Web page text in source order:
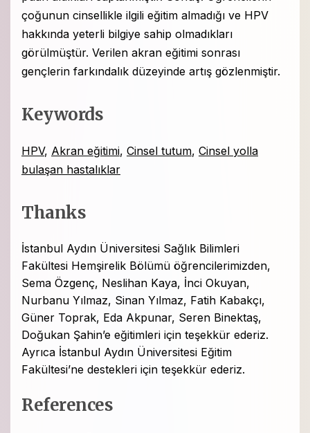
çoğunun cinsellikle ilgili eğitim almadığı ve HPV
hakkında yeterli bilgiye sahip olmadıkları
görülmüştür. Verilen akran eğitimi sonrası
gençlerin farkındalık düzeyinde artış gözlenmiştir.
Keywords
HPV, Akran eğitimi, Cinsel tutum, Cinsel yolla
bulaşan hastalıklar
Thanks
İstanbul Aydın Üniversitesi Sağlık Bilimleri
Fakültesi Hemşirelik Bölümü öğrencilerimizden,
Sema Özgenç, Neslihan Kaya, İnci Okuyan,
Nurbanu Yılmaz, Sinan Yılmaz, Fatih Kabakçı,
Güner Toprak, Eda Akpunar, Seren Binektaş,
Doğukan Şahin’e eğitimleri için teşekkür ederiz.
Ayrıca İstanbul Aydın Üniversitesi Eğitim
Fakültesi’ne destekleri için teşekkür ederiz.
References